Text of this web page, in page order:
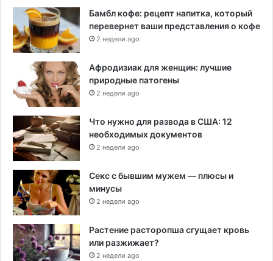
Бамбл кофе: рецепт напитка, который
перевернет ваши представления о кофе
2 недели ago
Афродизиак для женщин: лучшие
природные патогены
2 недели ago
Что нужно для развода в США: 12
необходимых документов
2 недели ago
Секс с бывшим мужем — плюсы и
минусы
2 недели ago
Растение расторопша сгущает кровь
или разжижает?
2 недели ago